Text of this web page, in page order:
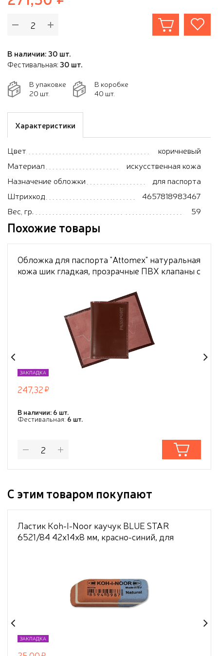
В наличии: 30 шт.
Фестивальная:30 шт.
В упаковке
20 шт.
В коробке
40 шт.
Характеристики
Цвет
коричневый
Материал
искусственная кожа
Назначение обложки
для паспорта
Штрихкод
4657818983467
Вес, гр.
59
Похожие товары
Обложка для паспорта "Attomex" натуральная
кожа шик гладкая, прозрачные ПВХ клапаны с
скругленные уголки, бордовая
ЗАКЛАДКА
247,32
В наличии: 6 шт.
Фестивальная: 6 шт.
С этим товаром покупают
Ластик Koh-I-Noor каучук BLUE STAR
6521/84 42х14х8 мм, красно-синий, для
ЗАКЛАДКА